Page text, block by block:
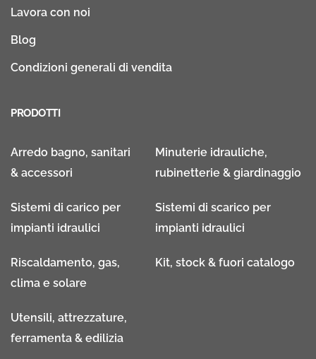
Lavora con noi
Blog
Condizioni generali di vendita
PRODOTTI
Arredo bagno, sanitari
& accessori
Minuterie idrauliche,
rubinetterie & giardinaggio
Sistemi di carico per
impianti idraulici
Sistemi di scarico per
impianti idraulici
Riscaldamento, gas,
clima e solare
Kit, stock & fuori catalogo
Utensili, attrezzature,
ferramenta & edilizia